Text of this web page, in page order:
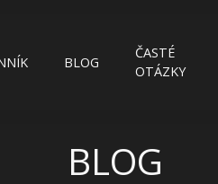
BLOG
ČASTÉ
OTÁZKY
BLOG